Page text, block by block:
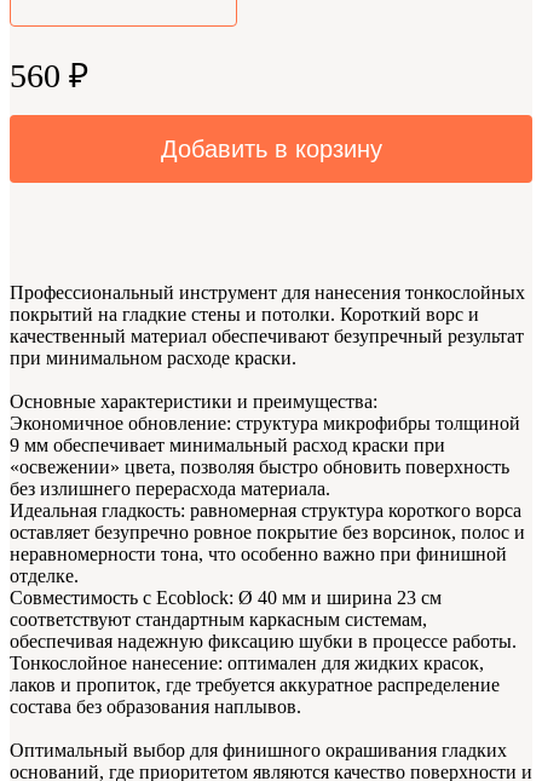
560 ₽
Добавить в корзину
Профессиональный инструмент для нанесения тонкослойных
покрытий на гладкие стены и потолки. Короткий ворс и
качественный материал обеспечивают безупречный результат
при минимальном расходе краски.
Основные характеристики и преимущества:
Экономичное обновление: структура микрофибры толщиной
9 мм обеспечивает минимальный расход краски при
«освежении» цвета, позволяя быстро обновить поверхность
без излишнего перерасхода материала.
Идеальная гладкость: равномерная структура короткого ворса
оставляет безупречно ровное покрытие без ворсинок, полос и
неравномерности тона, что особенно важно при финишной
отделке.
Совместимость с Ecoblock: Ø 40 мм и ширина 23 см
соответствуют стандартным каркасным системам,
обеспечивая надежную фиксацию шубки в процессе работы.
Тонкослойное нанесение: оптимален для жидких красок,
лаков и пропиток, где требуется аккуратное распределение
состава без образования наплывов.
Оптимальный выбор для финишного окрашивания гладких
оснований, где приоритетом являются качество поверхности и